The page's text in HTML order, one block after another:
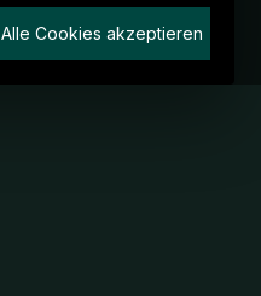
Alle Cookies akzeptieren